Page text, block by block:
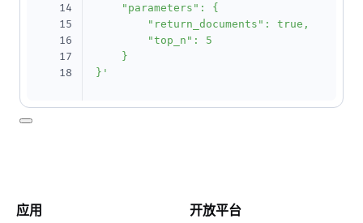
14
15
16
17
18
    "parameters": {
        "return_documents": true,
        "top_n": 5
    }
}'
应用 开放平台